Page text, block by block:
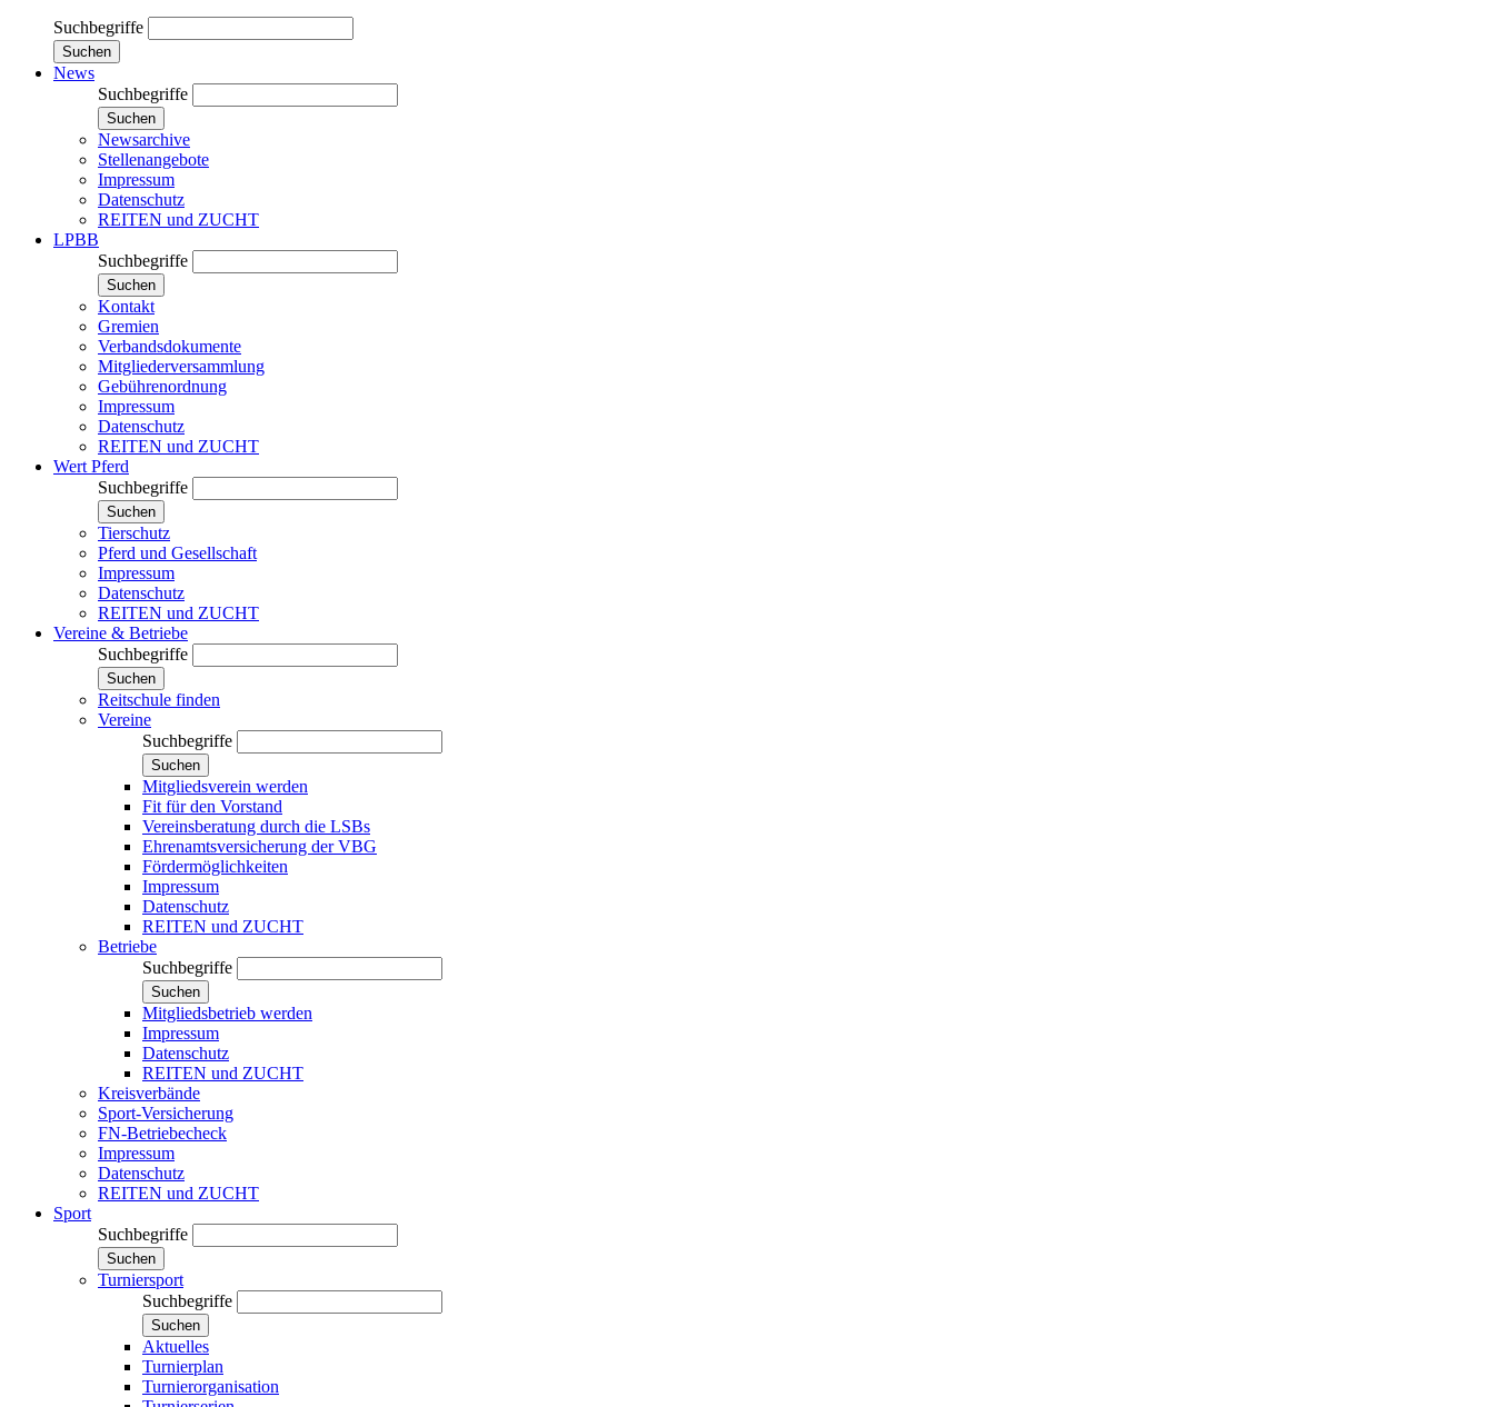
Suchbegriffe
Suchen
News
Suchbegriffe
Suchen
Newsarchive
Stellenangebote
Impressum
Datenschutz
REITEN und ZUCHT
LPBB
Suchbegriffe
Suchen
Kontakt
Gremien
Verbandsdokumente
Mitgliederversammlung
Gebührenordnung
Impressum
Datenschutz
REITEN und ZUCHT
Wert Pferd
Suchbegriffe
Suchen
Tierschutz
Pferd und Gesellschaft
Impressum
Datenschutz
REITEN und ZUCHT
Vereine & Betriebe
Suchbegriffe
Suchen
Reitschule finden
Vereine
Suchbegriffe
Suchen
Mitgliedsverein werden
Fit für den Vorstand
Vereinsberatung durch die LSBs
Ehrenamtsversicherung der VBG
Fördermöglichkeiten
Impressum
Datenschutz
REITEN und ZUCHT
Betriebe
Suchbegriffe
Suchen
Mitgliedsbetrieb werden
Impressum
Datenschutz
REITEN und ZUCHT
Kreisverbände
Sport-Versicherung
FN-Betriebecheck
Impressum
Datenschutz
REITEN und ZUCHT
Sport
Suchbegriffe
Suchen
Turniersport
Suchbegriffe
Suchen
Aktuelles
Turnierplan
Turnierorganisation